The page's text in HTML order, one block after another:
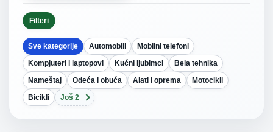
Filteri
Sve kategorije Automobili
Mobilni telefoni
Kompjuteri i laptopovi
Kućni ljubimci
Bela tehnika
Nameštaj
Odeća i obuća Alati i oprema
Motocikli
Bicikli
Još 2